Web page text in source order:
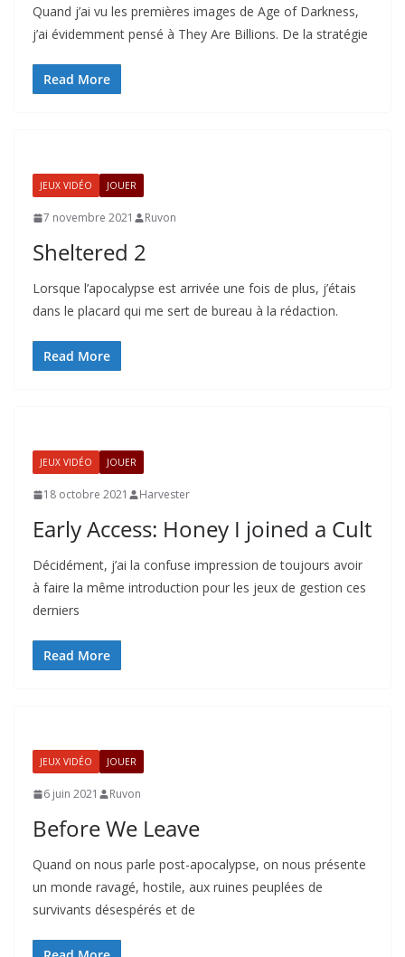
Quand j’ai vu les premières images de Age of Darkness,
j’ai évidemment pensé à They Are Billions. De la stratégie
Read More
JEUX VIDÉO JOUER
7 novembre 2021 Ruvon
Sheltered 2
Lorsque l’apocalypse est arrivée une fois de plus, j’étais
dans le placard qui me sert de bureau à la rédaction.
Read More
JEUX VIDÉO JOUER
18 octobre 2021 Harvester
Early Access: Honey I joined a Cult
Décidément, j’ai la confuse impression de toujours avoir
à faire la même introduction pour les jeux de gestion ces
derniers
Read More
JEUX VIDÉO JOUER
6 juin 2021 Ruvon
Before We Leave
Quand on nous parle post-apocalypse, on nous présente
un monde ravagé, hostile, aux ruines peuplées de
survivants désespérés et de